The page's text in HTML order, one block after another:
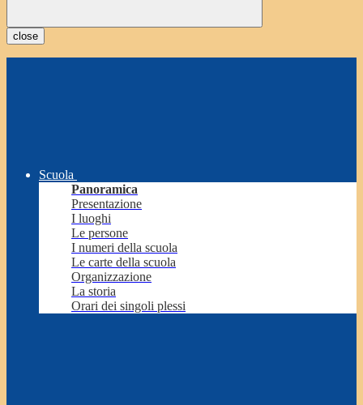
close
Scuola
Panoramica
Presentazione
I luoghi
Le persone
I numeri della scuola
Le carte della scuola
Organizzazione
La storia
Orari dei singoli plessi